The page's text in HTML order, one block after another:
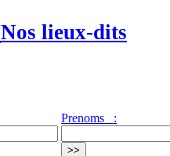
Nos lieux-dits
Prenoms :